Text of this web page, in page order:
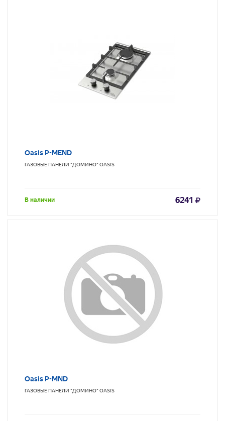
Oasis P-MEND
ГАЗОВЫЕ ПАНЕЛИ "ДОМИНО"OASIS
В наличии 6241
Oasis P-MND
ГАЗОВЫЕ ПАНЕЛИ "ДОМИНО"OASIS